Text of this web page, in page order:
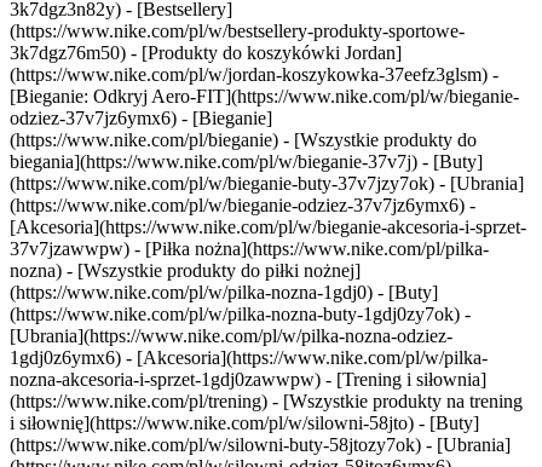
3k7dgz3n82y) - [Bestsellery]
(https://www.nike.com/pl/w/bestsellery-produkty-sportowe-
3k7dgz76m50) - [Produkty do koszykówki Jordan]
(https://www.nike.com/pl/w/jordan-koszykowka-37eefz3glsm) -
[Bieganie: Odkryj Aero-FIT](https://www.nike.com/pl/w/bieganie-
odziez-37v7jz6ymx6) - [Bieganie]
(https://www.nike.com/pl/bieganie) - [Wszystkie produkty do
biegania](https://www.nike.com/pl/w/bieganie-37v7j) - [Buty]
(https://www.nike.com/pl/w/bieganie-buty-37v7jzy7ok) - [Ubrania]
(https://www.nike.com/pl/w/bieganie-odziez-37v7jz6ymx6) -
[Akcesoria](https://www.nike.com/pl/w/bieganie-akcesoria-i-sprzet-
37v7jzawwpw) - [Piłka nożna](https://www.nike.com/pl/pilka-
nozna) - [Wszystkie produkty do piłki nożnej]
(https://www.nike.com/pl/w/pilka-nozna-1gdj0) - [Buty]
(https://www.nike.com/pl/w/pilka-nozna-buty-1gdj0zy7ok) -
[Ubrania](https://www.nike.com/pl/w/pilka-nozna-odziez-
1gdj0z6ymx6) - [Akcesoria](https://www.nike.com/pl/w/pilka-
nozna-akcesoria-i-sprzet-1gdj0zawwpw) - [Trening i siłownia]
(https://www.nike.com/pl/trening) - [Wszystkie produkty na trening
i siłownię](https://www.nike.com/pl/w/silowni-58jto) - [Buty]
(https://www.nike.com/pl/w/silowni-buty-58jtozy7ok) - [Ubrania]